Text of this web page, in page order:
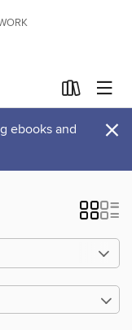
ebooks and
×